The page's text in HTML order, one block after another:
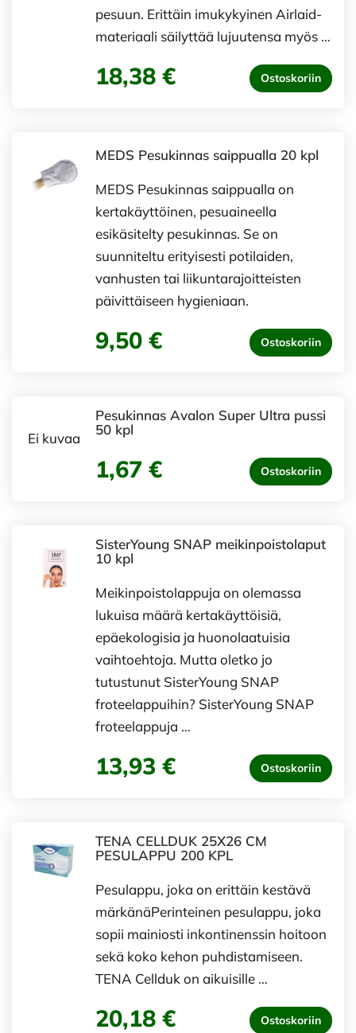
pesuun. Erittäin imukykyinen Airlaid-
materiaali säilyttää lujuutensa myös …
18,38 € Ostoskoriin
MEDS Pesukinnas saippualla 20 kpl
MEDS Pesukinnas saippualla on
kertakäyttöinen, pesuaineella
esikäsitelty pesukinnas. Se on
suunniteltu erityisesti potilaiden,
vanhusten tai liikuntarajoitteisten
päivittäiseen hygieniaan.
9,50 € Ostoskoriin
Ei kuvaa
Pesukinnas Avalon Super Ultra pussi
50 kpl
1,67 € Ostoskoriin
SisterYoung SNAP meikinpoistolaput
10 kpl
Meikinpoistolappuja on olemassa
lukuisa määrä kertakäyttöisiä,
epäekologisia ja huonolaatuisia
vaihtoehtoja. Mutta oletko jo
tutustunut SisterYoung SNAP
froteelappuihin? SisterYoung SNAP
froteelappuja …
13,93 € Ostoskoriin
TENA CELLDUK 25X26 CM
PESULAPPU 200 KPL
Pesulappu, joka on erittäin kestävä
märkänäPerinteinen pesulappu, joka
sopii mainiosti inkontinenssin hoitoon
sekä koko kehon puhdistamiseen.
TENA Cellduk on aikuisille …
20,18 € Ostoskoriin